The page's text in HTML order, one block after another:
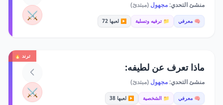
منشئ التحدي:مجهول (مبتدئ)
🧠 معرفي 📁 ترفيه وتسلية ▶️ لعبها 72 ⚔️
ترند 🔥
ماذا تعرف عن لطيفه:
منشئ التحدي:مجهول (مبتدئ)
🧠 معرفي 📁 الشخصية ▶️ لعبها 38 ⚔️